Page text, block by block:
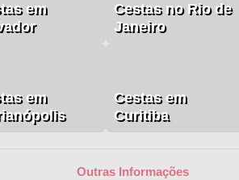
em
Cestas no Rio de
Janeiro
em
Cestas em
Curitiba
Outras Informações